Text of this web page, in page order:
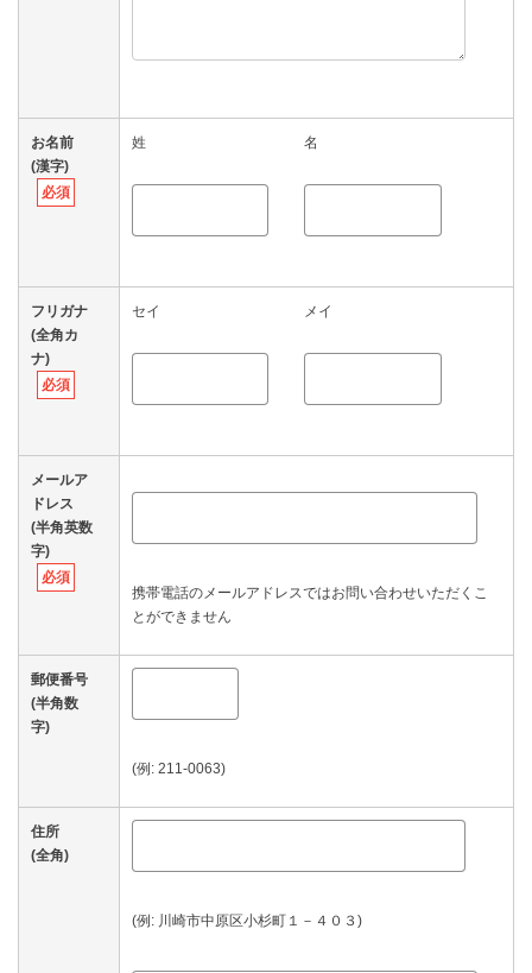
お名前
(漢字)
必須
姓 名
フリガナ
(全角カ
ナ)
必須
セイ メイ
メールア
ドレス
(半角英数
字)
必須
携帯電話のメールアドレスではお問い合わせいただくこ
とができません
郵便番号
(半角数
字)
(例: 211-0063)
住所
(全角)
(例: 川崎市中原区小杉町１－４０３)